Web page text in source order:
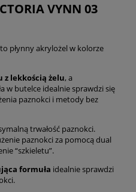
VYNN 03
płynny akrylożel w kolorze
z lekkością żelu, a
w butelce idealnie sprawdzi się
paznokci i metody bez
trwałość paznokci.
paznokci za pomocą dual
“szkieletu”.
formuła idealnie sprawdzi